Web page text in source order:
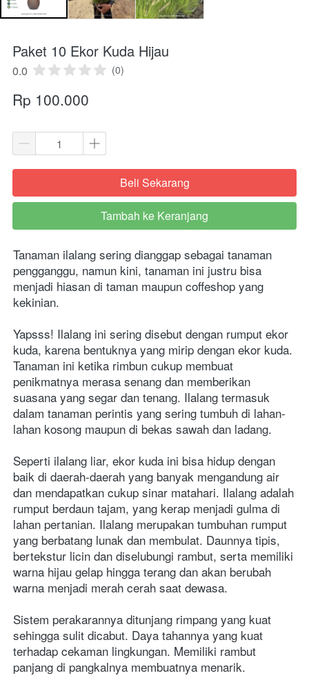
Paket 10 Ekor Kuda Hijau
0.0 (0)
Rp 100.000
`Beli Sekarang
`
Tambah ke Keranjang
Tanaman ilalang sering dianggap sebagai tanaman
pengganggu, namun kini, tanaman ini justru bisa
menjadi hiasan di taman maupun coffeshop yang
kekinian.
Yapsss! Ilalang ini sering disebut dengan rumput ekor
kuda, karena bentuknya yang mirip dengan ekor kuda.
Tanaman ini ketika rimbun cukup membuat
penikmatnya merasa senang dan memberikan
suasana yang segar dan tenang. Ilalang termasuk
dalam tanaman perintis yang sering tumbuh di lahan-
lahan kosong maupun di bekas sawah dan ladang.
Seperti ilalang liar, ekor kuda ini bisa hidup dengan
baik di daerah-daerah yang banyak mengandung air
dan mendapatkan cukup sinar matahari. Ilalang adalah
rumput berdaun tajam, yang kerap menjadi gulma di
lahan pertanian. Ilalang merupakan tumbuhan rumput
yang berbatang lunak dan membulat. Daunnya tipis,
bertekstur licin dan diselubungi rambut, serta memiliki
warna hijau gelap hingga terang dan akan berubah
warna menjadi merah cerah saat dewasa.
Sistem perakarannya ditunjang rimpang yang kuat
sehingga sulit dicabut. Daya tahannya yang kuat
terhadap cekaman lingkungan. Memiliki rambut
panjang di pangkalnya membuatnya menarik.